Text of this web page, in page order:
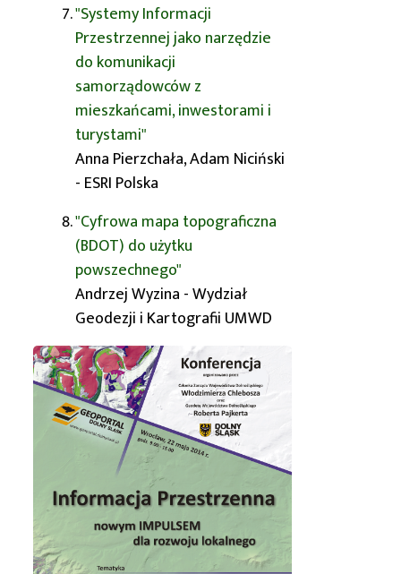
"Systemy Informacji
Przestrzennej jako narzędzie
do komunikacji
samorządowców z
mieszkańcami, inwestorami i
turystami"
Anna Pierzchała, Adam Niciński
- ESRI Polska
"Cyfrowa mapa topograficzna
(BDOT) do użytku
powszechnego"
Andrzej Wyzina -Wydział
Geodezji i Kartografii UMWD